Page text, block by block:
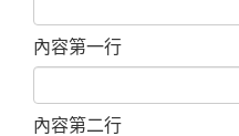
內容第一行
內容第二行